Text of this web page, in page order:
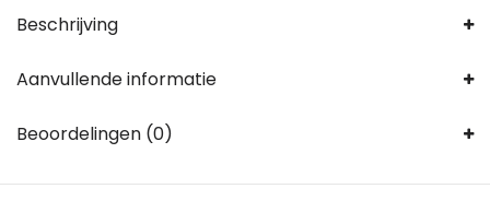
Beschrijving
Aanvullende informatie
Beoordelingen (0)